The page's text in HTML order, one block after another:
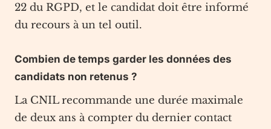
22 du RGPD, et le candidat doit être informé
du recours à un tel outil.
Combien de temps garder les données des
candidats non retenus ?
La CNIL recommande une durée maximale
de deux ans à compter du dernier contact